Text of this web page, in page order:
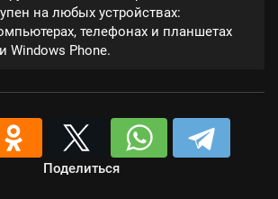
на любых устройствах:
телефонах и планшетах
Windows Phone.
Поделиться